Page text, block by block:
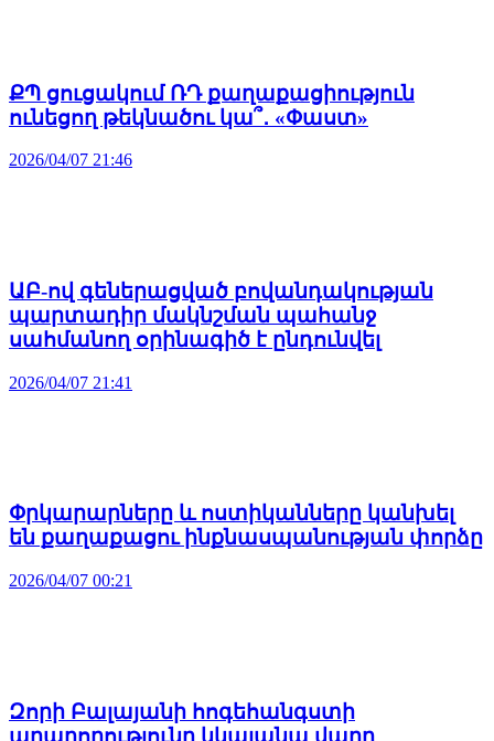
ՔՊ ցուցակում ՌԴ քաղաքացիություն
ունեցող թեկնածու կա՞․ «Փաստ»
2026/04/07 21:46
ԱԲ-ով գեներացված բովանդակության
պարտադիր մակնշման պահանջ
սահմանող օրինագիծ է ընդունվել
2026/04/07 21:41
Փրկարարները և ոստիկանները կանխել
են քաղաքացու ինքնասպանության փորձը
2026/04/07 00:21
Զորի Բալայանի հոգեհանգստի
արարողությունը կկայանա վաղը